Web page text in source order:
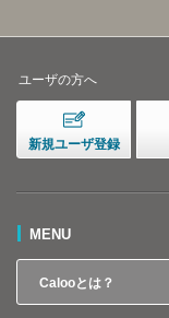
ユーザの方へ
新規ユーザ登録
MENU
Calooとは？